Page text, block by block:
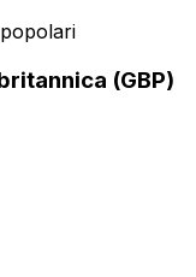
(GBP)